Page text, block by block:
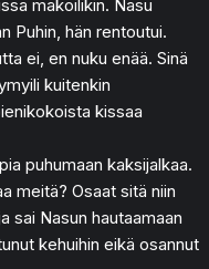
makoilikin. Nasu
Puhin, hän rentoutui.
ei, en nuku enää. Sinä
kuitenkin
kissaa
puhumaan kaksijalkaa.
meitä? Osaat sitä niin
sai Nasun hautaamaan
kehuihin eikä osannut